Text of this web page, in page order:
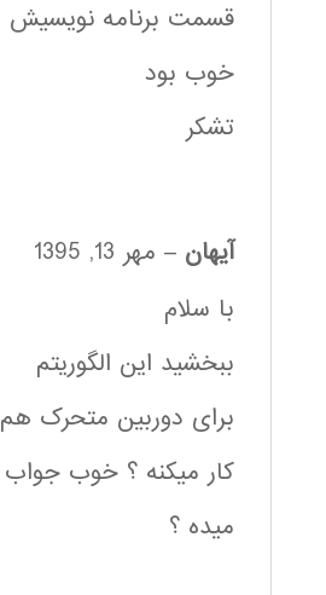
قسمت برنامه نویسیش
خوب بود
تشکر
آیهان – مهر 13, 1395
با سلام
ببخشید این الگوریتم
برای دوربین متحرک هم
کار میکنه ؟ خوب جواب
میده ؟